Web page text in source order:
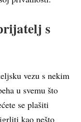
s
vezu s nekim
u svemu što
se plašiti
kao nešto